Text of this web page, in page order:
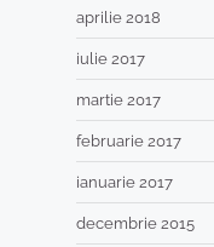
aprilie 2018
iulie 2017
martie 2017
februarie 2017
ianuarie 2017
decembrie 2015